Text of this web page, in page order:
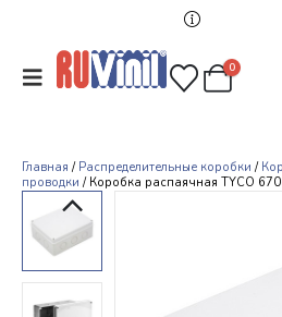
0
Главная / Распределительные коробки /
проводки / Коробка распаячная ТYCO